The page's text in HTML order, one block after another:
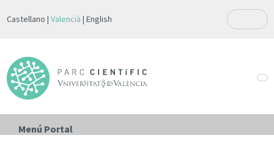
Castellano Valencià English
Menú Portal